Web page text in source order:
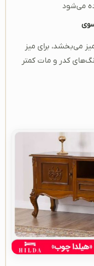
می‌شود
می‌بخشد، برای میز
کدر و مات کمتر